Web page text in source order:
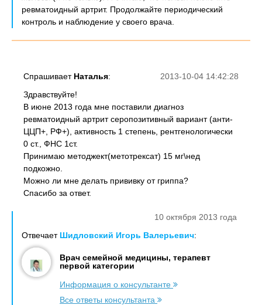
ревматоидный артрит. Продолжайте периодический
контроль и наблюдение у своего врача.
2013-10-04 14:42:28
Спрашивает Наталья:
Здравствуйте!
В июне 2013 года мне поставили диагноз
ревматоидный артрит серопозитивный вариант (анти-
ЦЦП+, РФ+), активность 1 степень, рентгенологически
0 ст., ФНС 1ст.
Принимаю методжект(метотрексат) 15 мг\нед
подкожно.
Можно ли мне делать прививку от гриппа?
Спасибо за ответ.
10 октября 2013 года
Отвечает Шидловский Игорь Валерьевич:
Врач семейной медицины, терапевт
первой категории
Информация о консультанте
Все ответы консультанта